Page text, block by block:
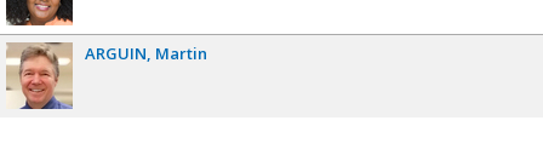
ARGUIN Martin